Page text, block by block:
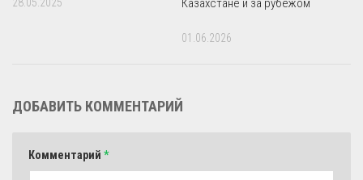
Казахстане и за рубежом
01.06.2026
ДОБАВИТЬ КОММЕНТАРИЙ
Комментарий *